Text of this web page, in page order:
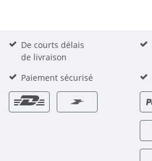
De courts délais
de livraison
Paiement sécurisé